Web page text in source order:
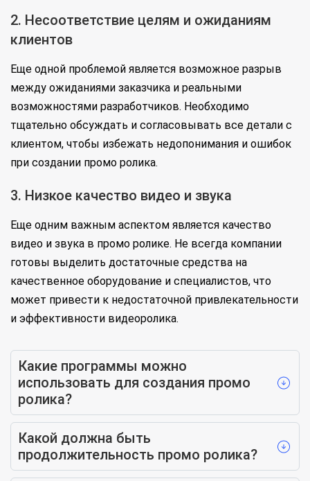
2. Несоответствие целям и ожиданиям
клиентов
Еще одной проблемой является возможное разрыв
между ожиданиями заказчика и реальными
возможностями разработчиков. Необходимо
тщательно обсуждать и согласовывать все детали с
клиентом, чтобы избежать недопонимания и ошибок
при создании промо ролика.
3. Низкое качество видео и звука
Еще одним важным аспектом является качество
видео и звука в промо ролике. Не всегда компании
готовы выделить достаточные средства на
качественное оборудование и специалистов, что
может привести к недостаточной привлекательности
и эффективности видеоролика.
Какие программы можно
использовать для создания промо
ролика?
Какой должна быть
продолжительность промо ролика?